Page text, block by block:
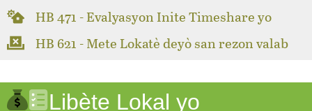
HB 471 - Evalyasyon Inite Timeshare yo
HB 621 - Mete Lokatè deyò san rezon valab
Libète Lokal yo